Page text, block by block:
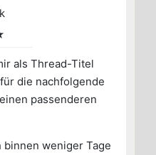
als Thread-Titel
die nachfolgende
passenderen
binnen weniger Tage